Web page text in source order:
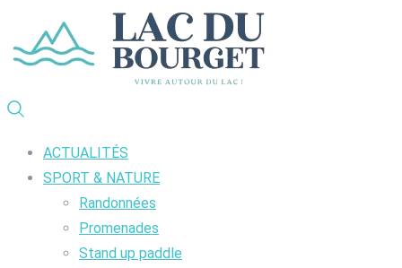
ACTUALITÉS
SPORT & NATURE
Randonnées
Promenades
Stand up paddle